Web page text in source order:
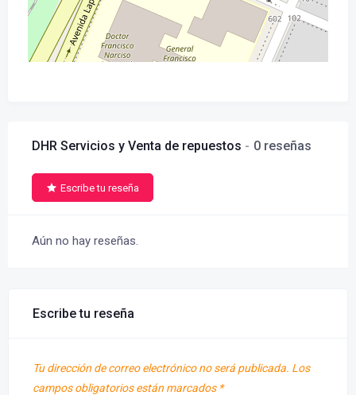
DHR Servicios y Venta de repuestos 0 reseñas
Escribe tu reseña
Aún no hay reseñas.
Escribe tu reseña
Tu dirección de correo electrónico no será publicada. Los
campos obligatorios están marcados *